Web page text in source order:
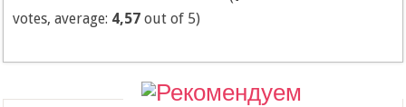
votes, average: 4,57 out of 5)